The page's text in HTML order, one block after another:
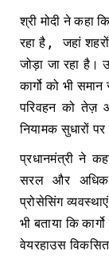
श्री मोदी ने कहा
रहा है ,जहां
जोड़ा जा रहा है।
कार्गो को भी
परिवहन को तेज़
नियामक सुधारों
प्रधानमंत्री ने
सरल और अधिक
प्रोसेसिंग
भी बताया कि
वेयरहाउस